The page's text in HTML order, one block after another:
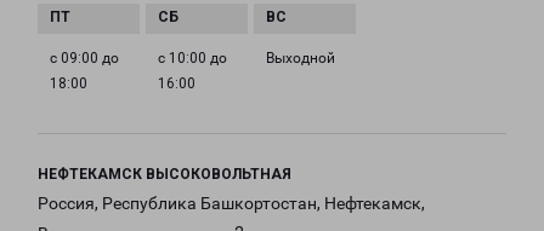
с 09:00 до
18:00
с 10:00 до
16:00
Выходной
НЕФТЕКАМСК ВЫСОКОВОЛЬТНАЯ
Россия, Республика Башкортостан, Нефтекамск,